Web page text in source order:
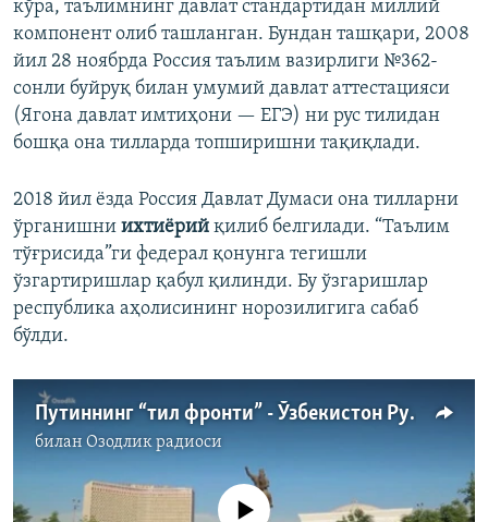
кўра, таълимнинг давлат стандартидан миллий
компонент олиб ташланган. Бундан ташқари, 2008
йил 28 ноябрда Россия таълим вазирлиги №362-
сонли буйруқ билан умумий давлат аттестацияси
(Ягона давлат имтиҳони — ЕГЭ) ни рус тилидан
бошқа она тилларда топширишни тақиқлади.
2018 йил ёзда Россия Давлат Думаси она тилларни
ўрганишни ихтиёрий қилиб белгилади. “Таълим
тўғрисида”ги федерал қонунга тегишли
ўзгартиришлар қабул қилинди. Бу ўзгаришлар
республика аҳолисининг норозилигига сабаб
бўлди.
Путиннинг “тил фронти” - Ўзбекистон Рус тили ташкилотига нега қўшилди?
билан Озодлик радиоси
Айни дамда медиа-манба мавжуд эмас